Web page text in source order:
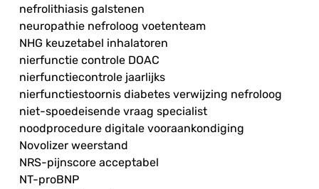
nefrolithiasis galstenen
neuropathie nefroloog voetenteam
NHG keuzetabel inhalatoren
nierfunctie controle DOAC
nierfunctiecontrole jaarlijks
nierfunctiestoornis diabetes verwijzing nefroloog
niet-spoedeisende vraag specialist
noodprocedure digitale vooraankondiging
Novolizer weerstand
NRS-pijnscore acceptabel
NT-proBNP